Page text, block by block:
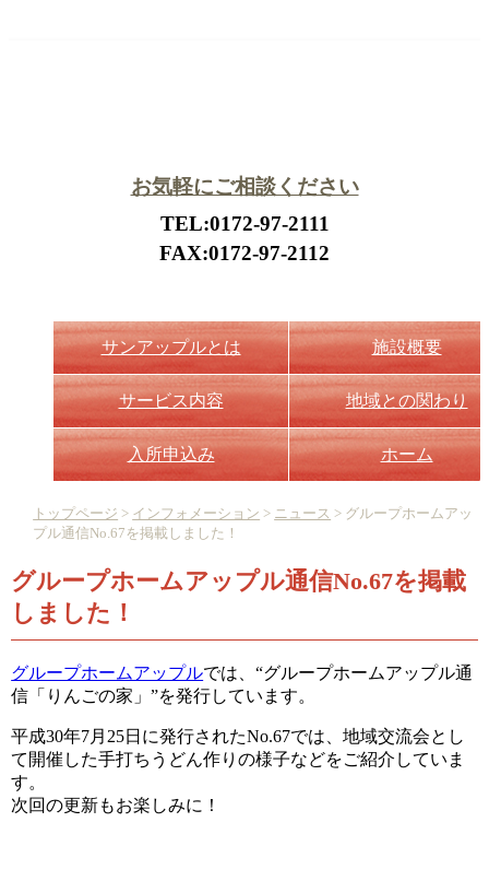
お気軽にご相談ください
TEL:0172-97-2111
FAX:0172-97-2112
サンアップルとは 施設概要
サービス内容 地域との関わり
入所申込み ホーム
トップページ > インフォメーション > ニュース > グループホームアッ
プル通信No.67を掲載しました！
グループホームアップル通信No.67を掲載
しました！
グループホームアップルでは、“グループホームアップル通
信「りんごの家」”を発行しています。
平成30年7月25日に発行されたNo.67では、地域交流会とし
て開催した手打ちうどん作りの様子などをご紹介していま
す。
次回の更新もお楽しみに！